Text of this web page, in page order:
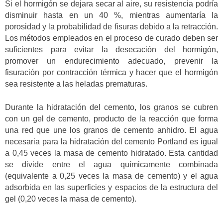
Si el hormigón se dejara secar al aire, su resistencia podría
disminuir hasta en un 40 %, mientras aumentaría la
porosidad y la probabilidad de fisuras debido a la retracción.
Los métodos empleados en el proceso de curado deben ser
suficientes para evitar la desecación del hormigón,
promover un endurecimiento adecuado, prevenir la
fisuración por contracción térmica y hacer que el hormigón
sea resistente a las heladas prematuras.
Durante la hidratación del cemento, los granos se cubren
con un gel de cemento, producto de la reacción que forma
una red que une los granos de cemento anhidro. El agua
necesaria para la hidratación del cemento Portland es igual
a 0,45 veces la masa de cemento hidratado. Esta cantidad
se divide entre el agua químicamente combinada
(equivalente a 0,25 veces la masa de cemento) y el agua
adsorbida en las superficies y espacios de la estructura del
gel (0,20 veces la masa de cemento).